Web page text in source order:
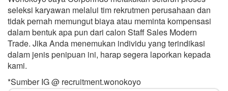
seleksi karyawan melalui tim rekrutmen perusahaan dan
tidak pernah memungut biaya atau meminta kompensasi
dalam bentuk apa pun dari calon Staff Sales Modern
Trade. Jika Anda menemukan individu yang terindikasi
dalam jenis penipuan ini, harap segera laporkan kepada
kami.
*Sumber IG @ recruitment.wonokoyo